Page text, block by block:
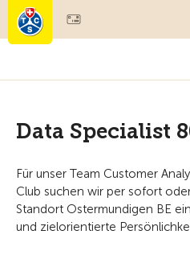
Membres & prestations
Data Specialist
Für unser Team Customer
Club suchen wir per sofort
Standort Ostermundigen BE
und zielorientierte